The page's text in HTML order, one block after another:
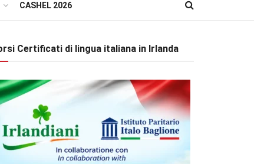
CASHEL 2026
Certificati di lingua italiana in Irlanda